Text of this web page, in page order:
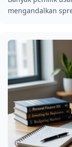
mengandalkan